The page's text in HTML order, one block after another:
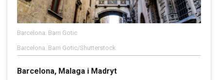
Barcelona. Barri Gotic
Barcelona. Barri Gotic/Shutterstock
Barcelona, Malaga i Madryt